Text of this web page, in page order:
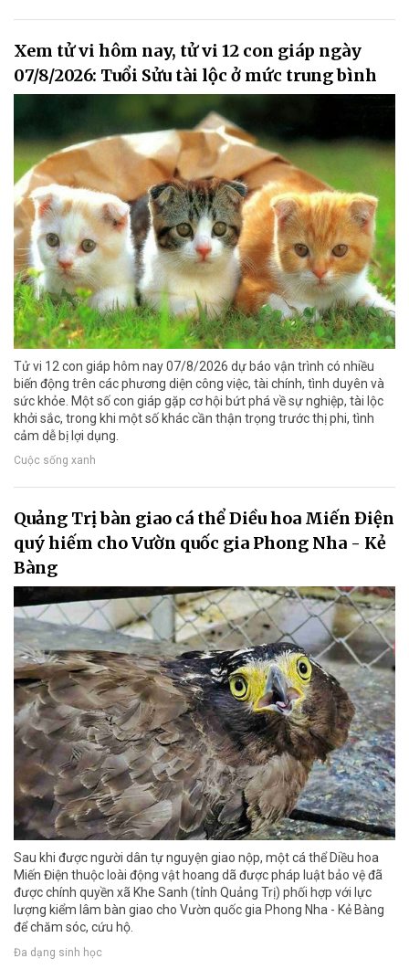
Xem tử vi hôm nay, tử vi 12 con giáp ngày
07/8/2026: Tuổi Sửu tài lộc ở mức trung bình
Tử vi 12 con giáp hôm nay 07/8/2026 dự báo vận trình có nhiều
biến động trên các phương diện công việc, tài chính, tình duyên và
sức khỏe. Một số con giáp gặp cơ hội bứt phá về sự nghiệp, tài lộc
khởi sắc, trong khi một số khác cần thận trọng trước thị phi, tình
cảm dễ bị lợi dụng.
Cuộc sống xanh
Quảng Trị bàn giao cá thể Diều hoa Miến Điện
quý hiếm cho Vườn quốc gia Phong Nha - Kẻ
Bàng
Sau khi được người dân tự nguyện giao nộp, một cá thể Diều hoa
Miến Điện thuộc loài động vật hoang dã được pháp luật bảo vệ đã
được chính quyền xã Khe Sanh (tỉnh Quảng Trị) phối hợp với lực
lượng kiểm lâm bàn giao cho Vườn quốc gia Phong Nha - Kẻ Bàng
để chăm sóc, cứu hộ.
Đa dạng sinh học